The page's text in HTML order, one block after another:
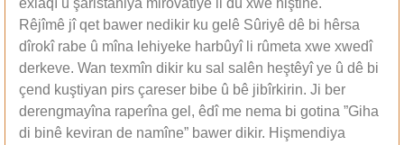
Rêjîmê jî qet bawer nedikir ku gelê Sûriyê dê bi hêrsa
dîrokî rabe û mîna lehiyeke harbûyî li rûmeta xwe xwedî
derkeve. Wan texmîn dikir ku sal salên heştêyî ye û dê bi
çend kuştiyan pirs çareser bibe û bê jibîrkirin. Ji ber
derengmayîna raperîna gel, êdî me nema bi gotina ”Giha
di binê keviran de namîne” bawer dikir. Hişmendiya